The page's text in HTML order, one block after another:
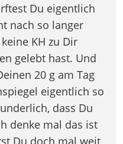
Du eigentlich
nach so langer
KH zu Dir
gelebt hast. Und
20 g am Tag
eigentlich so
dass Du
denke mal das ist
Du doch mal weit